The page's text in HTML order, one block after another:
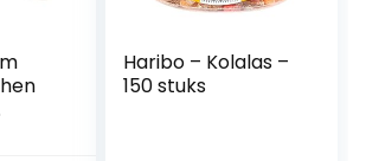
Haribo – Kolalas –
150 stuks